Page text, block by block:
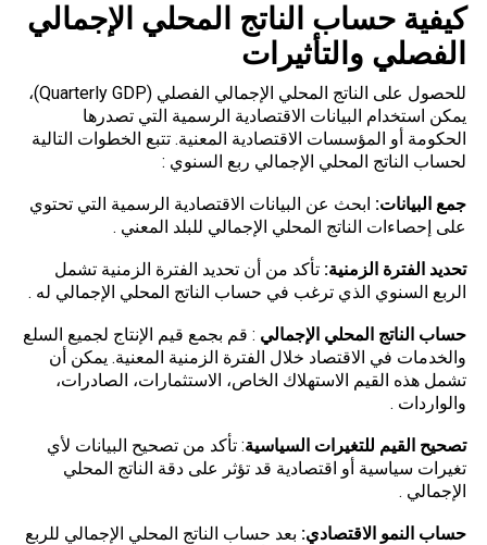
كيفية حساب الناتج المحلي الإجمالي
الفصلي والتأثيرات
للحصول على الناتج المحلي الإجمالي الفصلي (Quarterly GDP)،
يمكن استخدام البيانات الاقتصادية الرسمية التي تصدرها
الحكومة أو المؤسسات الاقتصادية المعنية. تتبع الخطوات التالية
لحساب الناتج المحلي الإجمالي ربع السنوي :
جمع البيانات: ابحث عن البيانات الاقتصادية الرسمية التي تحتوي
على إحصاءات الناتج المحلي الإجمالي للبلد المعني .
تحديد الفترة الزمنية: تأكد من أن تحديد الفترة الزمنية تشمل
الربع السنوي الذي ترغب في حساب الناتج المحلي الإجمالي له .
حساب الناتج المحلي الإجمالي : قم بجمع قيم الإنتاج لجميع السلع
والخدمات في الاقتصاد خلال الفترة الزمنية المعنية. يمكن أن
تشمل هذه القيم الاستهلاك الخاص، الاستثمارات، الصادرات،
والواردات .
تصحيح القيم للتغيرات السياسية: تأكد من تصحيح البيانات لأي
تغيرات سياسية أو اقتصادية قد تؤثر على دقة الناتج المحلي
الإجمالي .
حساب النمو الاقتصادي: بعد حساب الناتج المحلي الإجمالي للربع